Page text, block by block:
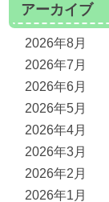
アーカイブ
2026年8月
2026年7月
2026年6月
2026年5月
2026年4月
2026年3月
2026年2月
2026年1月